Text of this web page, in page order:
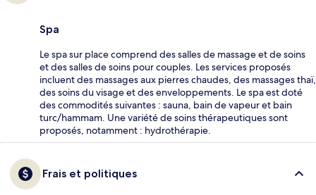
Spa
Le spa sur place comprend des salles de massage et de soins
et des salles de soins pour couples. Les services proposés
incluent des massages aux pierres chaudes, des massages thaï,
des soins du visage et des enveloppements. Le spa est doté
des commodités suivantes : sauna, bain de vapeur et bain
turc/hammam. Une variété de soins thérapeutiques sont
proposés, notamment : hydrothérapie.
Frais et politiques